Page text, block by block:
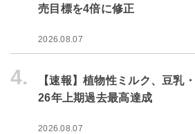
売目標を4倍に修正
2026.08.07
4.
【速報】植物性ミルク、豆乳
26年上期過去最高達成
2026.08.07